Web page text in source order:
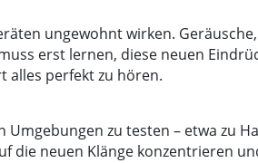
ungewohnt wirken.
erst lernen, diese neuen
alles perfekt zu hören.
zu testen – etwa zu
die neuen Klänge konzentrieren